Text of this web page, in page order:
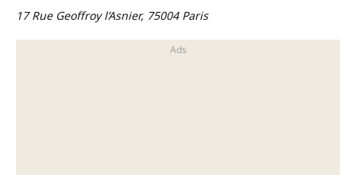
17 Rue Geoffroy l’Asnier, 75004 Paris